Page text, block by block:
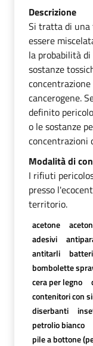
Descrizione
Si tratta di una
essere
la probabilità
sostanze
cancerogene.
definito
o le sostanze
concentrazioni
Modalità di
I rifiuti
presso
territorio.
acetone
adesivi
antitarli
bombolette
cera per legno
contenitori con
diserbanti
petrolio bianco
pile a bottone